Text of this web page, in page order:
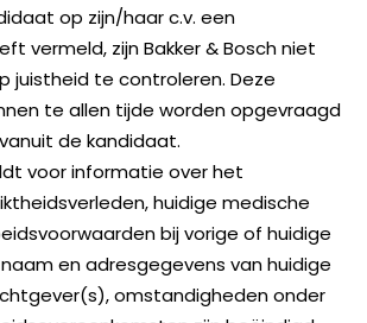
op zijn/haar c.v. een
vermeld, zijn Bakker & Bosch niet
juistheid te controleren. Deze
te allen tijde worden opgevraagd
de kandidaat.
voor informatie over het
huidige medische
bij vorige of huidige
en adresgegevens van huidige
omstandigheden onder